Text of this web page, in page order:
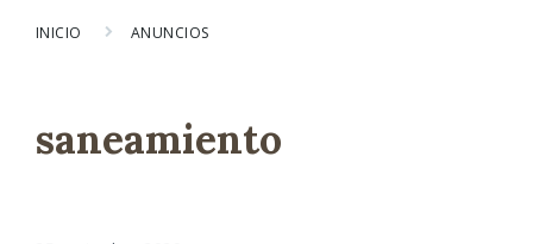
INICIO ANUNCIOS
saneamiento